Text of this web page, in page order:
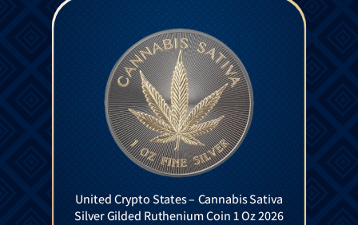
United Crypto States – Cannabis Sativa
Silver Gilded Ruthenium Coin 1 Oz 2026